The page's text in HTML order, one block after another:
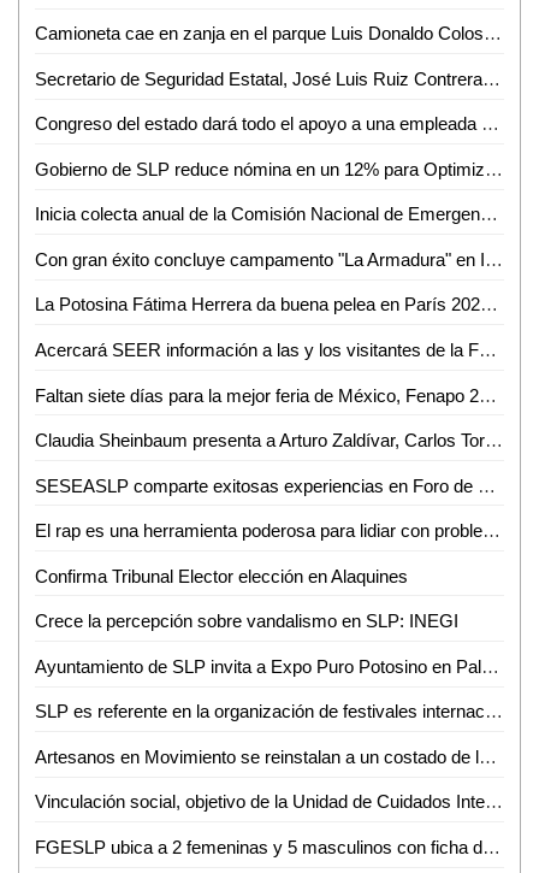
Camioneta cae en zanja en el parque Luis Donaldo Colosio de Valles
Secretario de Seguridad Estatal, José Luis Ruiz Contreras, se reúne con cámaras empresariales de San Luis Potosí
Congreso del estado dará todo el apoyo a una empleada que denunció que fue víctima del robo de su tarjeta de débito al dejar su bolsa en una oficina
Gobierno de SLP reduce nómina en un 12% para Optimizar Recursos
Inicia colecta anual de la Comisión Nacional de Emergencia en Ciudad Valles
Con gran éxito concluye campamento "La Armadura" en Iglesia Presbiteriana Divino Redentor
La Potosina Fátima Herrera da buena pelea en París 2024, pero no le alcanza
Acercará SEER información a las y los visitantes de la Fenapo 2024
Faltan siete días para la mejor feria de México, Fenapo 2024
Claudia Sheinbaum presenta a Arturo Zaldívar, Carlos Torres y Leticia Ramírez como integrantes de su gabinete
SESEASLP comparte exitosas experiencias en Foro de Mejora Regulatoria
El rap es una herramienta poderosa para lidiar con problemas cotidianos: W Valle
Confirma Tribunal Elector elección en Alaquines
Crece la percepción sobre vandalismo en SLP: INEGI
Ayuntamiento de SLP invita a Expo Puro Potosino en Palacio Municipal
SLP es referente en la organización de festivales internacionales: UNAM
Artesanos en Movimiento se reinstalan a un costado de la Plaza Principal de Ciudad Valles
Vinculación social, objetivo de la Unidad de Cuidados Integrales e Investigación en Salud de la UASLP
FGESLP ubica a 2 femeninas y 5 masculinos con ficha de búsqueda en el estado